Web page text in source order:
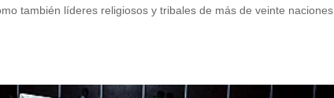
también líderes religiosos y tribales de más de veinte naciones